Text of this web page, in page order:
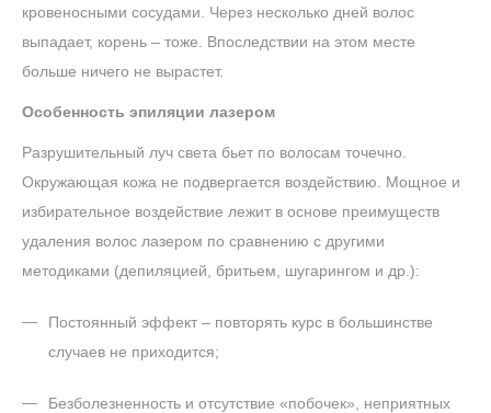
кровеносными сосудами. Через несколько дней волос
выпадает, корень – тоже. Впоследствии на этом месте
больше ничего не вырастет.
Особенность эпиляции лазером
Разрушительный луч света бьет по волосам точечно.
Окружающая кожа не подвергается воздействию. Мощное и
избирательное воздействие лежит в основе преимуществ
удаления волос лазером по сравнению с другими
методиками (депиляцией, бритьем, шугарингом и др.):
Постоянный эффект – повторять курс в большинстве
случаев не приходится;
Безболезненность и отсутствие «побочек», неприятных